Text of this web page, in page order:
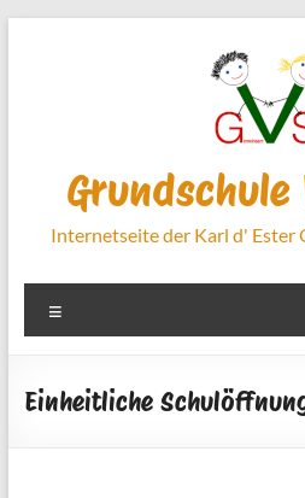
Internetseite der Karl d' Ester
Einheitliche